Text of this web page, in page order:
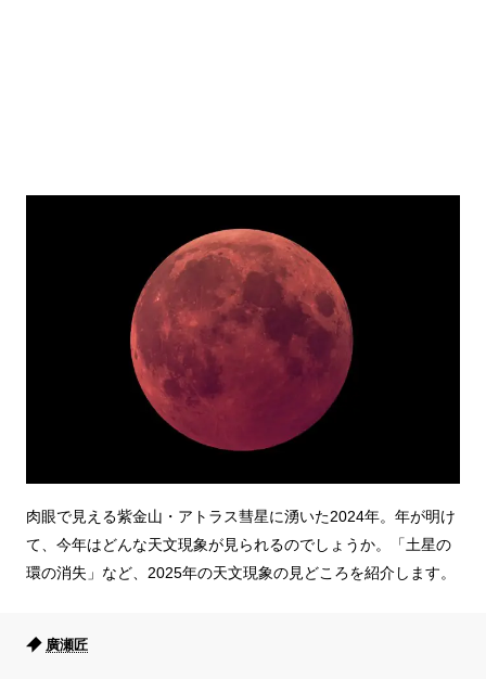
肉眼で見える紫金山・アトラス彗星に湧いた2024年。年が明け
て、今年はどんな天文現象が見られるのでしょうか。「土星の
環の消失」など、2025年の天文現象の見どころを紹介します。
廣瀬匠